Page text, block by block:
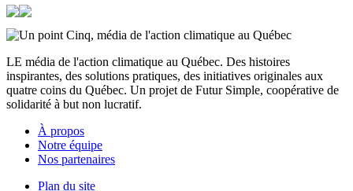
LE média de l'action climatique au Québec. Des histoires
inspirantes, des solutions pratiques, des initiatives originales aux
quatre coins du Québec. Un projet de Futur Simple, coopérative de
solidarité à but non lucratif.
À propos
Notre équipe
Nos partenaires
Plan du site